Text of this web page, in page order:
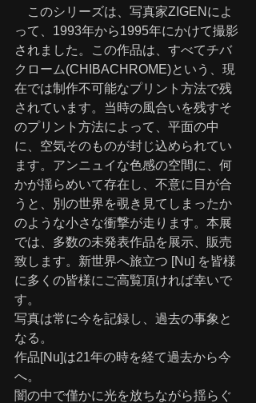
このシリーズは、写真家ZIGENによ
って、1993年から1995年にかけて撮影
されました。この作品は、すべてチバ
クローム(CHIBACHROME)という、現
在では制作不可能なプリント方法で残
されています。当時の風合いを残すそ
のプリント方法によって、平面の中
に、空気そのものが封じ込められてい
ます。アンニュイな色感の空間に、何
かが揺らめいて存在し、不意に目が合
うと、別の世界を覗き見てしまったか
のような小さな衝撃が走ります。本展
では、多数の未発表作品を展示、販売
致します。新世界へ旅立つ [Nu] を皆様
に多くの皆様にご高覧頂ければ幸いで
す。
写真は常に今を記録し、過去の事象と
なる。
作品[Nu]は21年の時を経て過去から今
へ。
闇の中で僅かに光を放ちながら揺らぐ